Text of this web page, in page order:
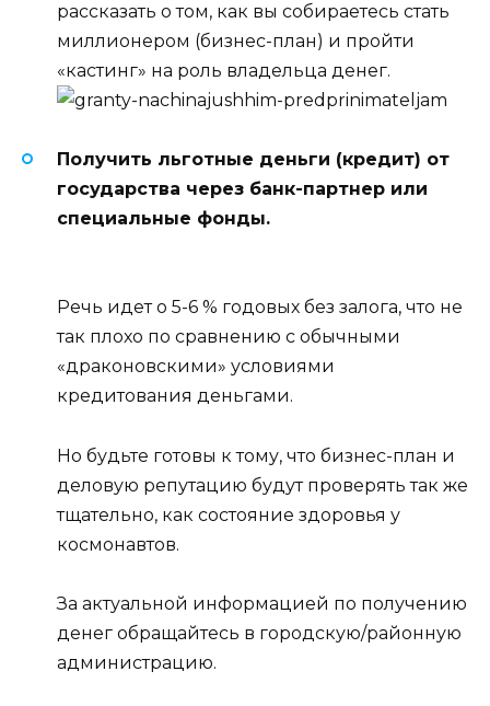
рассказать о том, как вы собираетесь стать
миллионером (бизнес-план) и пройти
«кастинг» на роль владельца денег.
Получить льготные деньги (кредит) от
государства через банк-партнер или
специальные фонды.
Речь идет о 5-6 % годовых без залога, что не
так плохо по сравнению с обычными
«драконовскими» условиями
кредитования деньгами.
Но будьте готовы к тому, что бизнес-план и
деловую репутацию будут проверять так же
тщательно, как состояние здоровья у
космонавтов.
За актуальной информацией по получению
денег обращайтесь в городскую/районную
администрацию.